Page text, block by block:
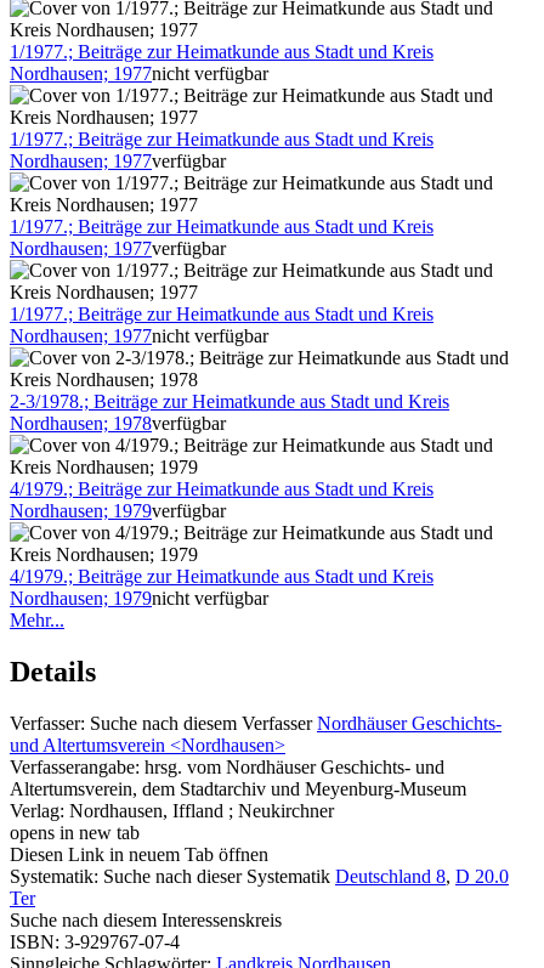
1/1977.; Beiträge zur Heimatkunde aus Stadt und Kreis
Nordhausen; 1977nicht verfügbar
1/1977.; Beiträge zur Heimatkunde aus Stadt und Kreis
Nordhausen; 1977verfügbar
1/1977.; Beiträge zur Heimatkunde aus Stadt und Kreis
Nordhausen; 1977verfügbar
1/1977.; Beiträge zur Heimatkunde aus Stadt und Kreis
Nordhausen; 1977nicht verfügbar
2-3/1978.; Beiträge zur Heimatkunde aus Stadt und Kreis
Nordhausen; 1978verfügbar
4/1979.; Beiträge zur Heimatkunde aus Stadt und Kreis
Nordhausen; 1979verfügbar
4/1979.; Beiträge zur Heimatkunde aus Stadt und Kreis
Nordhausen; 1979nicht verfügbar
Mehr...
Details
Verfasser: Suche nach diesem Verfasser Nordhäuser Geschichts-
und Altertumsverein <Nordhausen>
Verfasserangabe: hrsg. vom Nordhäuser Geschichts- und
Altertumsverein, dem Stadtarchiv und Meyenburg-Museum
Verlag: Nordhausen, Iffland ; Neukirchner
opens in new tab
Diesen Link in neuem Tab öffnen
Systematik: Suche nach dieser Systematik Deutschland 8, D 20.0
Ter
Suche nach diesem Interessenskreis
ISBN: 3-929767-07-4
Sinngleiche Schlagwörter: Landkreis Nordhausen